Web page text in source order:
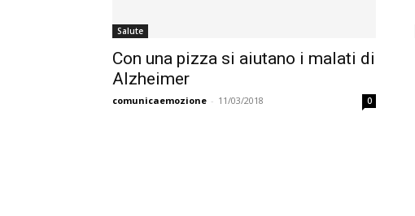
Salute
Con una pizza si aiutano i malati di
Alzheimer
comunicaemozione - 11/03/2018 0